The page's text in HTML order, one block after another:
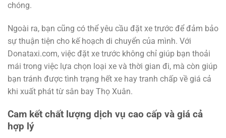
chóng.
Ngoài ra, bạn cũng có thể yêu cầu đặt xe trước để đảm bảo
sự thuận tiện cho kế hoạch di chuyển của mình. Với
Donataxi.com, việc đặt xe trước không chỉ giúp bạn thoải
mái trong việc lựa chọn loại xe và thời gian đi, mà còn giúp
bạn tránh được tình trạng hết xe hay tranh chấp về giá cả
khi xuất phát từ sân bay Thọ Xuân.
Cam kết chất lượng dịch vụ cao cấp và giá cả
hợp lý